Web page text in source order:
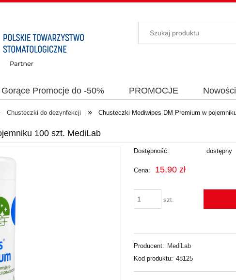
Gorące Promocje do -50% PROMOCJE Nowości
Chusteczki do dezynfekcji » Chusteczki Mediwipes DM Premium w
100 szt. MediLab
Dostępność: dostępny
Cena: 15,90 zł
szt.
Producent: MediLab
Kod produktu: 48125